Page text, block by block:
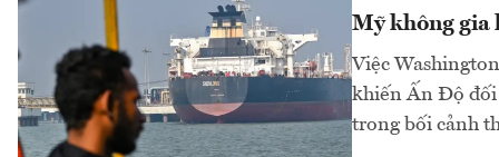
Mỹ không gia
Việc
khiến Ấn Độ đối
trong bối cảnh